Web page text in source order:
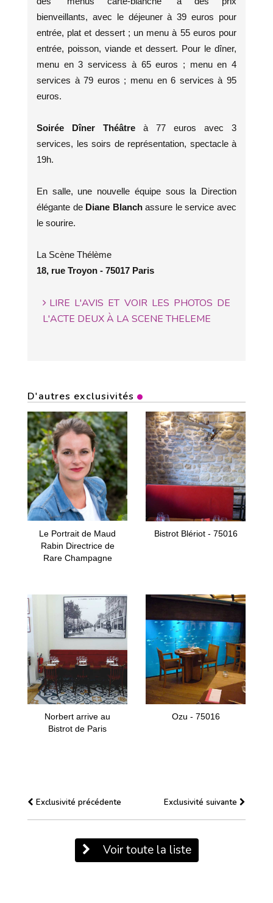
bienveillants, avec le déjeuner à 39 euros pour
entrée, plat et dessert ; un menu à 55 euros pour
entrée, poisson, viande et dessert. Pour le dîner,
menu en 3 servicess à 65 euros ; menu en 4
services à 79 euros ; menu en 6 services à 95
euros.
Soirée Dîner Théâtre à 77 euros avec 3
services, les soirs de représentation, spectacle à
19h.
En salle, une nouvelle équipe sous la Direction
élégante de Diane Blanchassure le service avec
le sourire.
La Scène Thélème
18, rue Troyon - 75017 Paris
LIRE L'AVIS ET VOIR LES PHOTOS DE
L'ACTE DEUX À LA SCENE THELEME
D'autres exclusivités
Le Portrait de Maud
Rabin Directrice de
Rare Champagne
Bistrot Blériot - 75016
Norbert arrive au
Bistrot de Paris
Ozu - 75016
Exclusivité précédente Exclusivité suivante
Voir toute la liste